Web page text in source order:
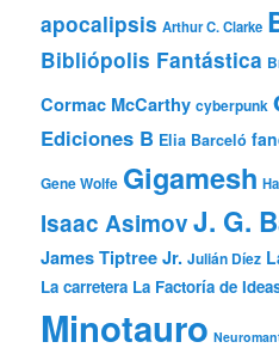
apocalipsis Arthur C. Clarke
Bibliópolis Fantástica
Cormac McCarthy cyberpunk
Ediciones B Elia Barceló
Gene Wolfe Gigamesh
Isaac AsimovJ. G.
James Tiptree Jr. Julián Díez
La carretera La Factoría de
Minotauro